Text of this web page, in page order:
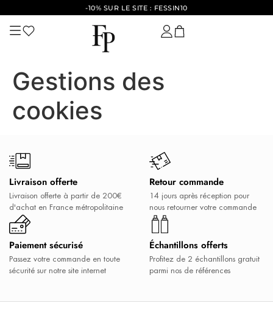
-10% SUR LE SITE : FESSIN10
Gestions des
cookies
Livraison offerte
Livraison offerte à partir de 200€
d'achat en France métropolitaine
Retour commande
14 jours après réception pour
nous retourner votre commande
Paiement sécurisé
Passez votre commande en toute
sécurité sur notre site internet
Échantillons offerts
Profitez de 2 échantillons gratuit
parmi nos de références